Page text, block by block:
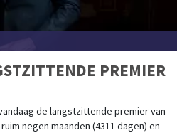
PREMIER
de langstzittende premier van
negen maanden (4311 dagen) en